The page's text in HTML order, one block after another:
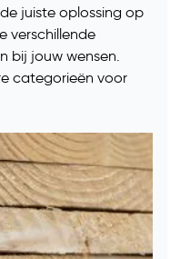
juiste oplossing op
verschillende
bij jouw wensen.
categorieën voor